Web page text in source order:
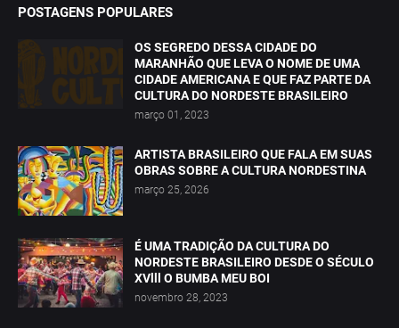
POSTAGENS POPULARES
OS SEGREDO DESSA CIDADE DO
MARANHÃO QUE LEVA O NOME DE UMA
CIDADE AMERICANA E QUE FAZ PARTE DA
CULTURA DO NORDESTE BRASILEIRO
março 01, 2023
ARTISTA BRASILEIRO QUE FALA EM SUAS
OBRAS SOBRE A CULTURA NORDESTINA
março 25, 2026
É UMA TRADIÇÃO DA CULTURA DO
NORDESTE BRASILEIRO DESDE O SÉCULO
XVlll O BUMBA MEU BOI
novembro 28, 2023